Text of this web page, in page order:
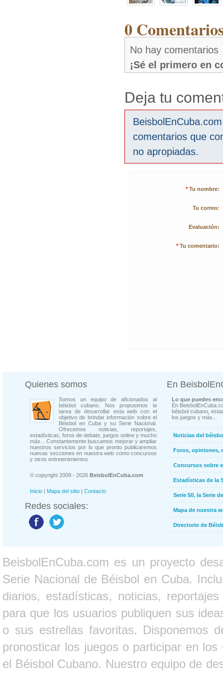
0
No hay comentarios
¡Sé el primero en
Deja tu
comentarios que
no apropiadas.
* Tu nombre:
Tu correo:
Evaluación:
* Tu comentario:
Quienes somos
Somos un equipo de aficionados al
béisbol cubano. Nos propusimos la
tarea de desarrollar esta web con el
objetivo de brindar información sobre el
Béisbol en Cuba y su Serie Nacional.
Ofrecemos noticias, reportajes,
estadísticas, foros de debate, juegos online y mucho
más... Constantemente buscamos mejorar y ampliar
nuestros servicios por lo que pronto publicaremos
nuevas secciones en nuestra web como concursos
y otros entretenimientos.
© copyright 2009 - 2026 BeisbolEnCuba.com
Inicio | Mapa del sitio | Contacto
Redes sociales:
En
Lo que puedes
En
béisbol cubano,
los juegos y más...
Noticias del
Foros, opiniones,
Concursos sobre
Estadísticas de la
Serie 50, la Serie
Mapa de nuestra
Directorio de
BeisbolEnCuba.com es un proyecto
Serie Nacional de Béisbol en Cuba.
diarios, estadísticas, noticias,
para que los usuarios publiquen sus
o sus estrellas favoritas. Disponemos
pronosticar los juegos o participar en
el Béisbol Cubano. Nuestro equipo de